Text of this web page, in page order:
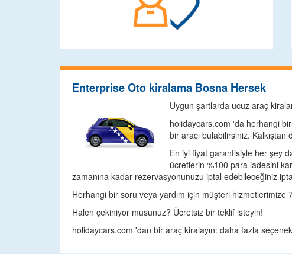
Enterprise Oto kiralama Bosna Hersek
Uygun şartlarda ucuz araç
holidaycars.com 'da herhangi
bir aracı bulabilirsiniz. Kalkıştan
En iyi fiyat garantisiyle her şey
ücretlerin %100 para iadesini
zamanına kadar rezervasyonunuzu iptal edebileceğiniz
Herhangi bir soru veya yardım için müşteri hizmetlerimize
Halen çekiniyor musunuz? Ücretsiz bir teklif isteyin!
holidaycars.com 'dan bir araç kiralayın: daha fazla